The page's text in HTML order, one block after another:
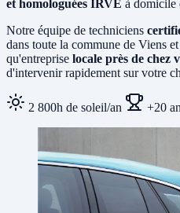
et homologuées IRVE à domicile
Notre équipe de techniciens
dans toute la commune de Viens
qu'entreprise locale près de chez
d'intervenir rapidement sur votre
2 800h de soleil/an +20